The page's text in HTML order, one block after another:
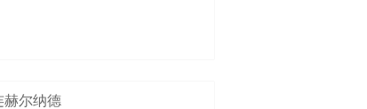
赫尔纳德